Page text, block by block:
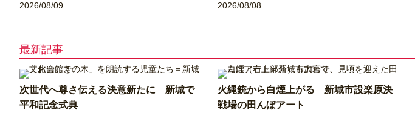
2026/08/09 2026/08/08
最新記事
次世代へ尊さ伝える決意新たに 新城で
平和記念式典
火縄銃から白煙上がる 新城市設楽原決
戦場の田んぼアート